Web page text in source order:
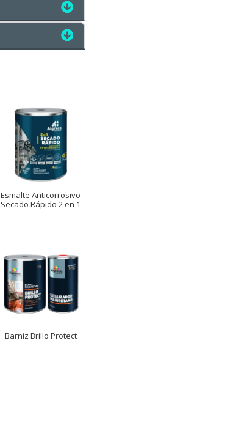
Esmalte Anticorrosivo
Secado Rápido 2 en 1
Barniz Brillo Protect